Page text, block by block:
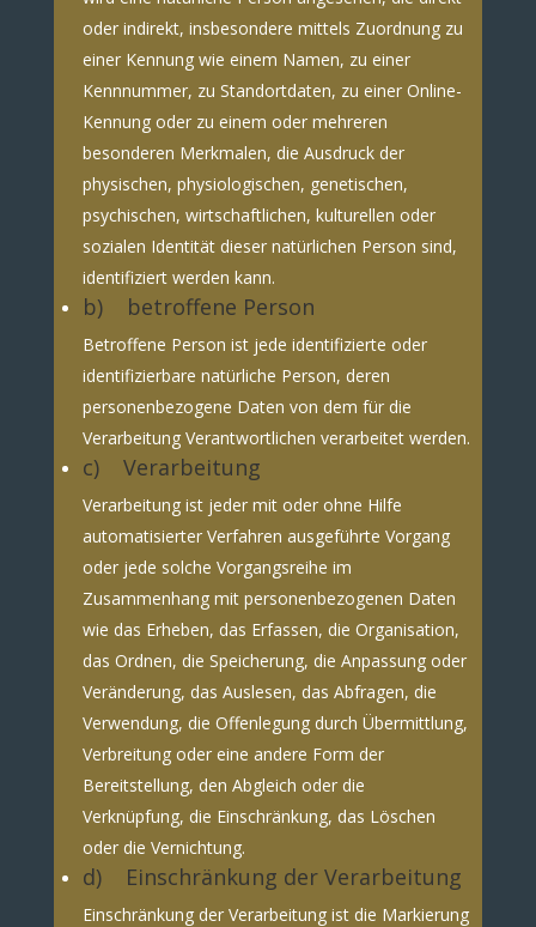
oder indirekt, insbesondere mittels Zuordnung zu
einer Kennung wie einem Namen, zu einer
Kennnummer, zu Standortdaten, zu einer Online-
Kennung oder zu einem oder mehreren
besonderen Merkmalen, die Ausdruck der
physischen, physiologischen, genetischen,
psychischen, wirtschaftlichen, kulturellen oder
sozialen Identität dieser natürlichen Person sind,
identifiziert werden kann.
b) betroffene Person
Betroffene Person ist jede identifizierte oder
identifizierbare natürliche Person, deren
personenbezogene Daten von dem für die
Verarbeitung Verantwortlichen verarbeitet werden.
c) Verarbeitung
Verarbeitung ist jeder mit oder ohne Hilfe
automatisierter Verfahren ausgeführte Vorgang
oder jede solche Vorgangsreihe im
Zusammenhang mit personenbezogenen Daten
wie das Erheben, das Erfassen, die Organisation,
das Ordnen, die Speicherung, die Anpassung oder
Veränderung, das Auslesen, das Abfragen, die
Verwendung, die Offenlegung durch Übermittlung,
Verbreitung oder eine andere Form der
Bereitstellung, den Abgleich oder die
Verknüpfung, die Einschränkung, das Löschen
oder die Vernichtung.
d) Einschränkung der Verarbeitung
Einschränkung der Verarbeitung ist die Markierung